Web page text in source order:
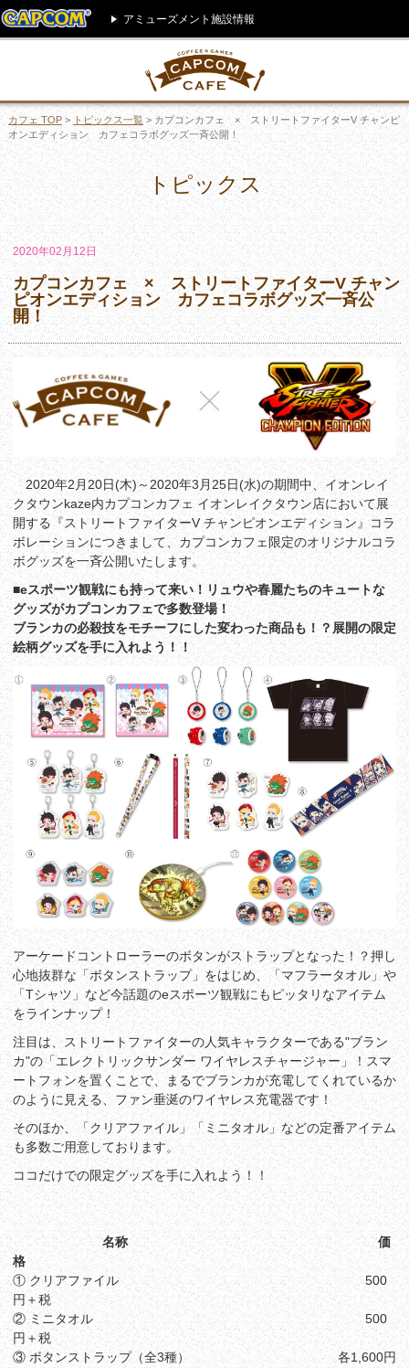
アミューズメント施設情報
カフェ TOP> トピックス一覧> カプコンカフェ × ストリートファイターV チャンピ
オンエディション カフェコラボグッズ一斉公開！
トピックス
2020年02月12日
カプコンカフェ × ストリートファイターV チャン
ピオンエディション カフェコラボグッズ一斉公
開！
2020年2月20日(木)～2020年3月25日(水)の期間中、イオンレイ
クタウンkaze内カプコンカフェ イオンレイクタウン店において展
開する『ストリートファイターV チャンピオンエディション』コラ
ボレーションにつきまして、カプコンカフェ限定のオリジナルコラ
ボグッズを一斉公開いたします。
■eスポーツ観戦にも持って来い！リュウや春麗たちのキュートな
グッズがカプコンカフェで多数登場！
ブランカの必殺技をモチーフにした変わった商品も！？展開の限定
絵柄グッズを手に入れよう！！
アーケードコントローラーのボタンがストラップとなった！？押し
心地抜群な「ボタンストラップ」をはじめ、「マフラータオル」や
「Tシャツ」など今話題のeスポーツ観戦にもピッタリなアイテム
をラインナップ！
注目は、ストリートファイターの人気キャラクターである"ブラン
カ"の「エレクトリックサンダー ワイヤレスチャージャー」！スマ
ートフォンを置くことで、まるでブランカが充電してくれているか
のように見える、ファン垂涎のワイヤレス充電器です！
そのほか、「クリアファイル」「ミニタオル」などの定番アイテム
も多数ご用意しております。
ココだけでの限定グッズを手に入れよう！！
名称 価
格
① クリアファイル 500
円＋税
② ミニタオル 500
円＋税
③ ボタンストラップ（全3種） 各1,600円